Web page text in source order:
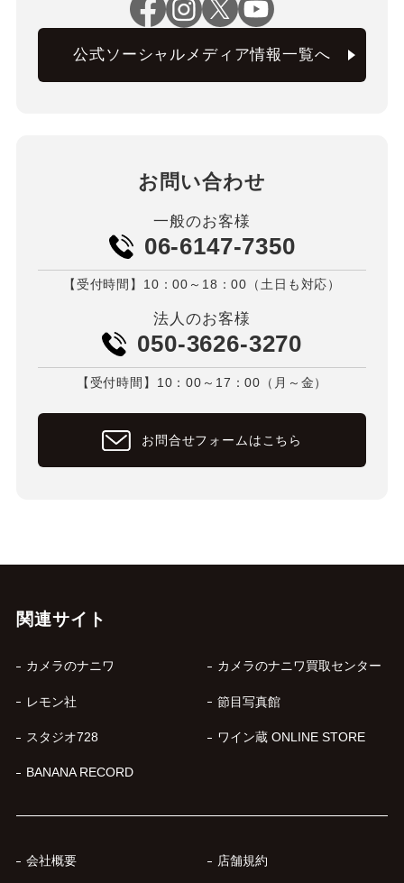
公式ソーシャルメディア情報一覧へ
お問い合わせ
一般のお客様
06-6147-7350
【受付時間】10：00～18：00（土日も対応）
法人のお客様
050-3626-3270
【受付時間】10：00～17：00（月～金）
お問合せフォームはこちら
関連サイト
カメラのナニワ カメラのナニワ買取センター
レモン社 節目写真館
スタジオ728 ワイン蔵 ONLINE STORE
BANANA RECORD
会社概要 店舗規約